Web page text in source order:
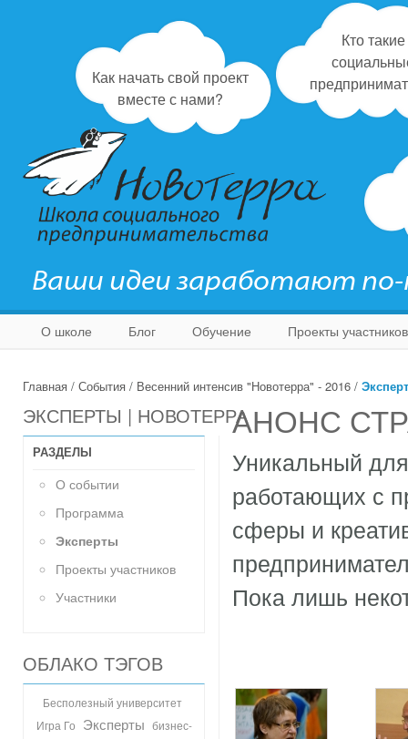
Как начать свой проект
вместе с нами?
Кто такие
Ваши идеи заработают
О школе Блог Обучение Проекты участников
Главная / События / Весенний интенсив "Новотерра" - 2016 /
ЭКСПЕРТЫ | НОВОТЕРРА
РАЗДЕЛЫ
О событии
Программа
Эксперты
Проекты участников
Участники
ОБЛАКО ТЭГОВ
Бесполезный университет
Игра Го
Эксперты бизнес-
АНОНС
Уникальный
работающих с
сферы и
Пока лишь